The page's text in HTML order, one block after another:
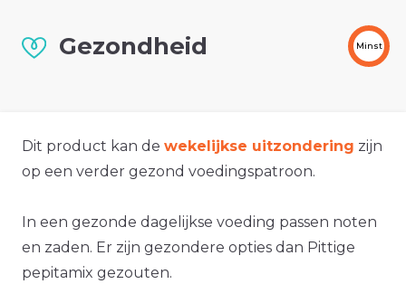
Gezondheid Minst
Dit product kan de wekelijkse uitzondering zijn
op een verder gezond voedingspatroon.
In een gezonde dagelijkse voeding passen noten
en zaden. Er zijn gezondere opties dan Pittige
pepitamix gezouten.